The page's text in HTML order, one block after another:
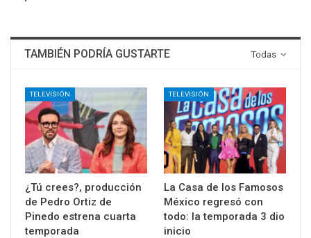
Todas
TAMBIÉN PODRÍA GUSTARTE
TELEVISIÓN
¿Tú crees?, producción
de Pedro Ortiz de
Pinedo estrena cuarta
temporada
TELEVISIÓN
La Casa de los Famosos
México regresó con
todo: la temporada 3 dio
inicio